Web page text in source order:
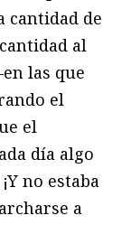
cantidad de
al
las que
el
el
día algo
no estaba
a